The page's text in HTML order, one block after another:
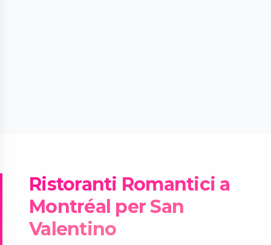
Ristoranti Romantici a
Montréal per San
Valentino